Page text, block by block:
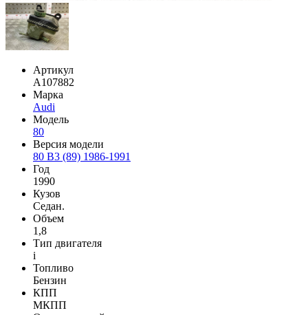
Артикул
A107882
Марка
Audi
Модель
80
Версия модели
80 B3 (89) 1986-1991
Год
1990
Кузов
Седан.
Объем
1,8
Тип двигателя
i
Топливо
Бензин
КПП
МКПП